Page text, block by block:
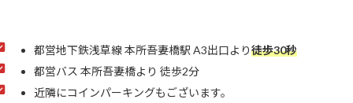
都営地下鉄浅草線 本所吾妻橋駅 A3出口より徒歩30秒
都営バス 本所吾妻橋より 徒歩2分
近隣にコインパーキングもございます。